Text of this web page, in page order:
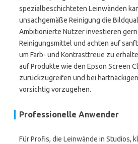
spezialbeschichteten Leinwänden
unsachgemäße Reinigung die
Ambitionierte Nutzer investieren
Reinigungsmittel und achten auf
um Farb- und Kontrasttreue zu
auf Produkte wie den Epson Screen
zurückzugreifen und bei
vorsichtig vorzugehen.
Professionelle Anwender
Für Profis, die Leinwände in Studios,